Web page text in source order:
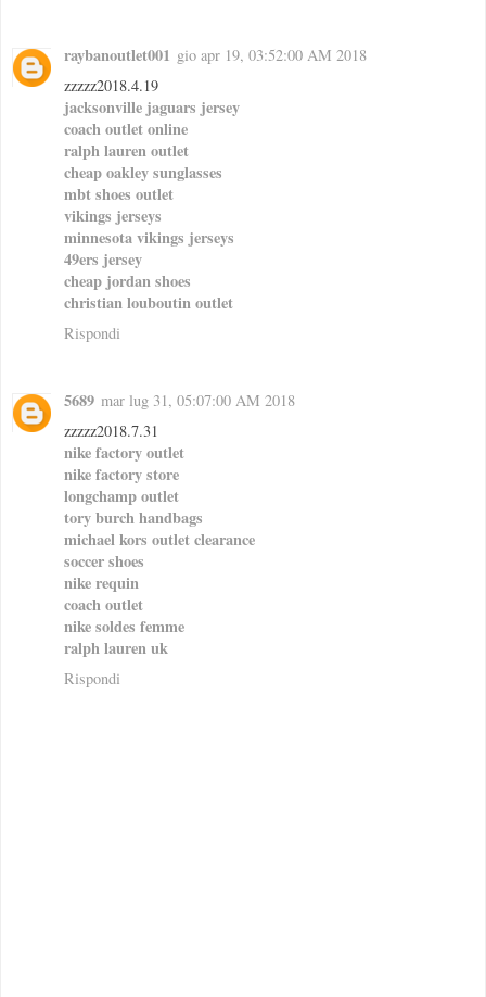
raybanoutlet001 gio apr 19, 03:52:00 AM 2018
zzzzz2018.4.19
jacksonville jaguars jersey
coach outlet online
ralph lauren outlet
cheap oakley sunglasses
mbt shoes outlet
vikings jerseys
minnesota vikings jerseys
49ers jersey
cheap jordan shoes
christian louboutin outlet
Rispondi
5689 mar lug 31, 05:07:00 AM 2018
zzzzz2018.7.31
nike factory outlet
nike factory store
longchamp outlet
tory burch handbags
michael kors outlet clearance
soccer shoes
nike requin
coach outlet
nike soldes femme
ralph lauren uk
Rispondi